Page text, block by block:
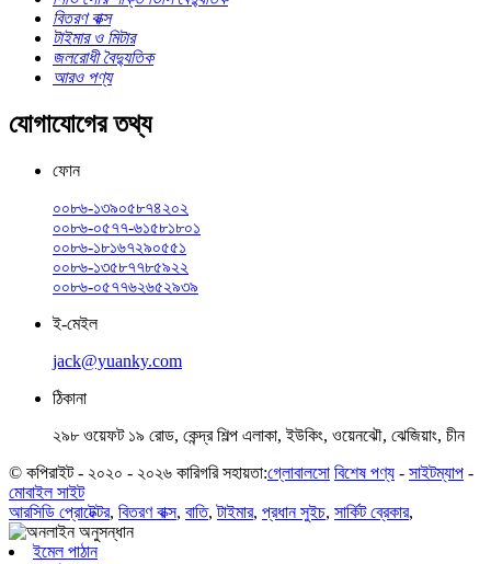
বিতরণ বাক্স
টাইমার ও মিটার
জলরোধী বৈদ্যুতিক
আরও পণ্য
যোগাযোগের তথ্য
ফোন
০০৮৬-১৩৯০৫৮৭৪২০২
০০৮৬-০৫৭৭-৬১৫৮১৮০১
০০৮৬-১৮১৬৭২৯০৫৫১
০০৮৬-১৩৫৮৭৭৮৫৯২২
০০৮৬-০৫৭৭৬২৬৫২৯৩৯
ই-মেইল
jack@yuanky.com
ঠিকানা
২৯৮ ওয়েফট ১৯ রোড, কেন্দ্র শিল্প এলাকা, ইউকিং, ওয়েনঝৌ, ঝেজিয়াং, চীন
© কপিরাইট - ২০২০ - ২০২৬ কারিগরি সহায়তা:গ্লোবালসো বিশেষ পণ্য - সাইটম্যাপ -
মোবাইল সাইট
আরসিডি প্রোটেক্টর, বিতরণ বাক্স, বাতি,টাইমার, প্রধান সুইচ, সার্কিট ব্রেকার,
ইমেল পাঠান